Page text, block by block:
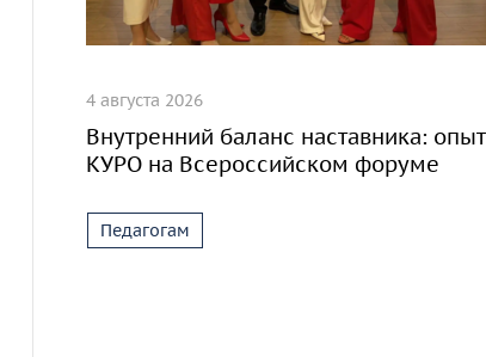
4 августа 2026
Внутренний баланс наставника: опыт
КУРО на Всероссийском форуме
Педагогам